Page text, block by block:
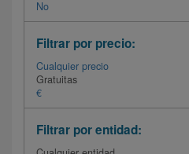
No
Filtrar por precio:
Cualquier precio
Gratuitas
€
Filtrar por entidad: